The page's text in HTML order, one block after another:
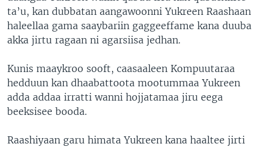
ta’u, kan dubbatan aangawoonni Yukreen Raashaan
haleellaa gama saaybariin gaggeeffame kana duuba
akka jirtu ragaan ni agarsiisa jedhan.
Kunis maaykroo sooft, caasaaleen Kompuutaraa
hedduun kan dhaabattoota mootummaa Yukreen
adda addaa irratti wanni hojjatamaa jiru eega
beeksisee booda.
Raashiyaan garu himata Yukreen kana haaltee jirti